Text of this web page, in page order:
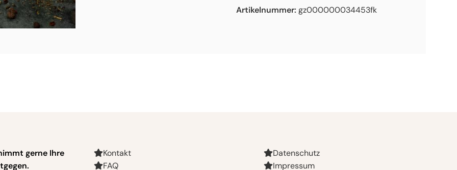
Artikelnummer: gz000000034453fk
gerne Ihre
Kontakt
FAQ
Datenschutz
Impressum